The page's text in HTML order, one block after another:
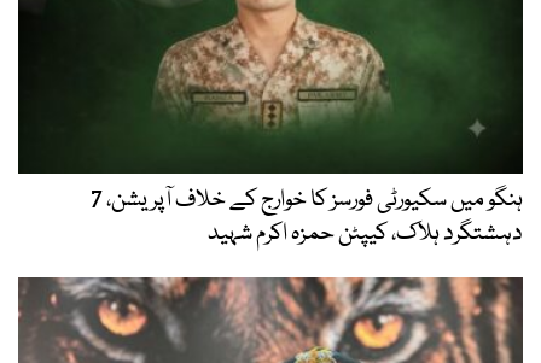
ہنگو میں سکیورٹی فورسز کا خوارج کے خلاف آپریشن، 7
دہشتگرد ہلاک، کیپٹن حمزہ اکرم شہید